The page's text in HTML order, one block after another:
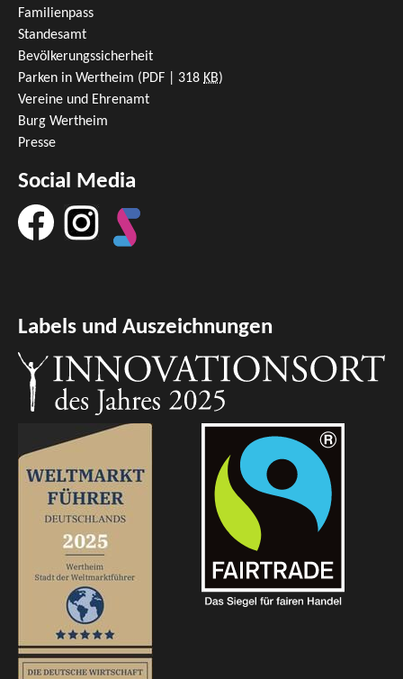
Familienpass
Standesamt
Bevölkerungssicherheit
Parken in Wertheim (PDF | 318 KB)
Vereine und Ehrenamt
Burg Wertheim
Presse
Social Media
Labels und Auszeichnungen